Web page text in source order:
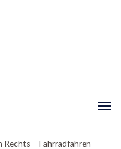
Rechts – Fahrradfahren